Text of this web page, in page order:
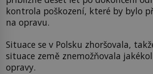
kontrola poškození, které by bylo
na opravu.
Situace se v Polsku zhoršovala,
situace země znemožňovala
opravy.